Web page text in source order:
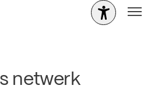
netwerk